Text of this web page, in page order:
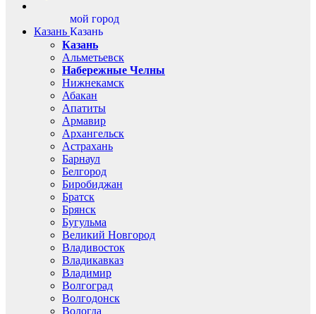
Казань
мой город
Казань
Казань
Альметьевск
Набережные Челны
Нижнекамск
Абакан
Апатиты
Армавир
Архангельск
Астрахань
Барнаул
Белгород
Биробиджан
Братск
Брянск
Бугульма
Великий Новгород
Владивосток
Владикавказ
Владимир
Волгоград
Волгодонск
Вологда